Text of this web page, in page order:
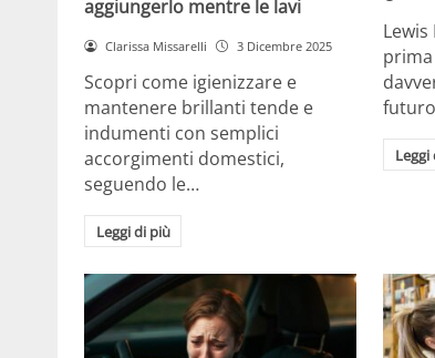
aggiungerlo mentre le lavi
Clarissa Missarelli 3 Dicembre 2025
Scopri come igienizzare e
mantenere brillanti tende e
indumenti con semplici
accorgimenti domestici,
seguendo le…
Leggi di più
Leggi